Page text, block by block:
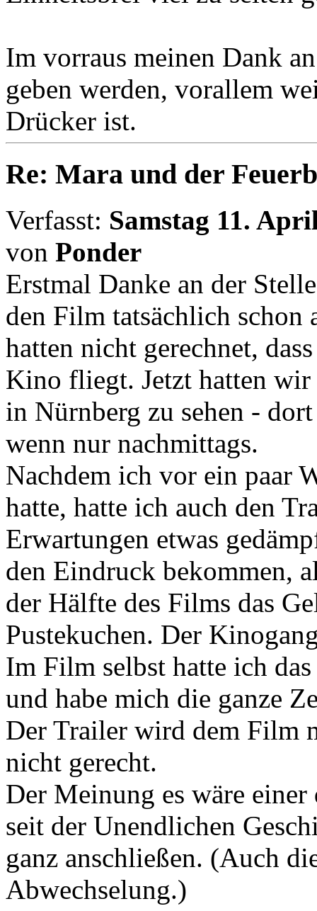
Im vorraus meinen Dank
geben werden, vorallem
Drücker ist.
Re: Mara und der
Verfasst: Samstag 11.
von Ponder
Erstmal Danke an der
den Film tatsächlich schon
hatten nicht gerechnet,
Kino fliegt. Jetzt hatten
in Nürnberg zu sehen -
wenn nur nachmittags.
Nachdem ich vor ein paar
hatte, hatte ich auch den
Erwartungen etwas
den Eindruck bekommen,
der Hälfte des Films das
Pustekuchen. Der
Im Film selbst hatte ich
und habe mich die ganze
Der Trailer wird dem Film
nicht gerecht.
Der Meinung es wäre
seit der Unendlichen
ganz anschließen. (Auch
Abwechselung.)